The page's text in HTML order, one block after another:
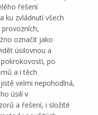
řešení.
ku zvládnutí všech
označit jako
úsilovnou a
po
a i těch
velmi nepohodlná,
úsilí v
a řešení, i složité